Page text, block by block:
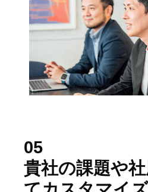
05
貴社の課題や